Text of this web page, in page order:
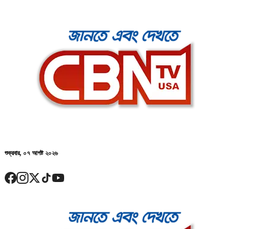
শুক্রবার, ০৭ আগষ্ট ২০২৬